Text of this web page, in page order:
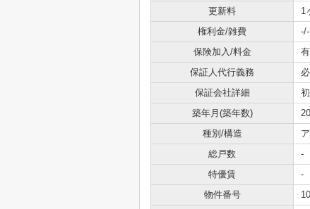
更新料
1
権利金/雑費
-/-
保険加入/料金
保証人代行義務
保証会社詳細
築年月(築年数)
種別/構造
総戸数
-
特優賃
-
物件番号